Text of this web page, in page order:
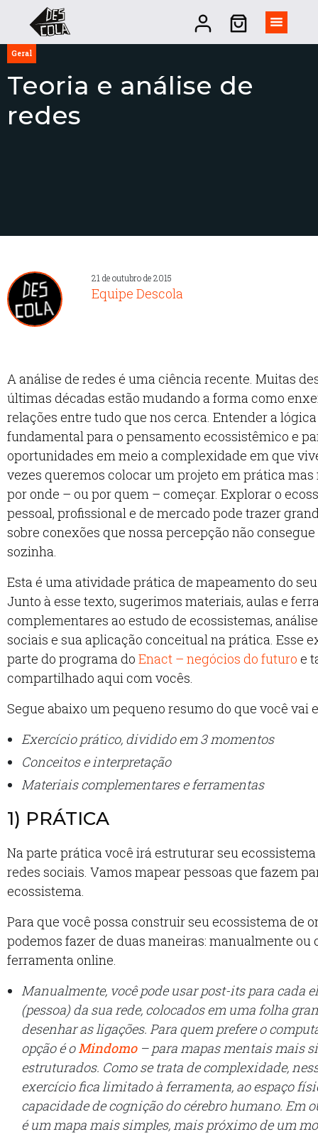
Geral
Teoria e análise de
redes
21 de outubro de 2015
Equipe Descola
A análise de redes é uma ciência recente. Muitas
últimas décadas estão mudando a forma como
relações entre tudo que nos cerca. Entender a
fundamental para o pensamento ecossistêmico e
oportunidades em meio a complexidade em que
vezes queremos colocar um projeto em prática mas
por onde – ou por quem – começar. Explorar o
pessoal, profissional e de mercado pode trazer
sobre conexões que nossa percepção não
sozinha.
Esta é uma atividade prática de mapeamento do
Junto à esse texto, sugerimos materiais, aulas e
complementares ao estudo de ecossistemas,
sociais e sua aplicação conceitual na prática. Esse
parte do programa do Enact – negócios do futuro e
compartilhado aqui com vocês.
Segue abaixo um pequeno resumo do que você vai
Exercício prático, dividido em 3 momentos
Conceitos e interpretação
Materiais complementares e ferramentas
1) PRÁTICA
Na parte prática você irá estruturar seu
redes sociais. Vamos mapear pessoas que fazem
ecossistema.
Para que você possa construir seu ecossistema de
podemos fazer de duas maneiras: manualmente ou
ferramenta online.
Manualmente, você pode usar post-its para cada
(pessoa) da sua rede, colocados em uma folha
desenhar as ligações. Para quem prefere o
opção é oMindomo– para mapas mentais mais
estruturados. Como se trata de complexidade,
exercício fica limitado à ferramenta, ao espaço
capacidade de cognição do cérebro humano. Em
é um mapa mais simples, mais próximo de um